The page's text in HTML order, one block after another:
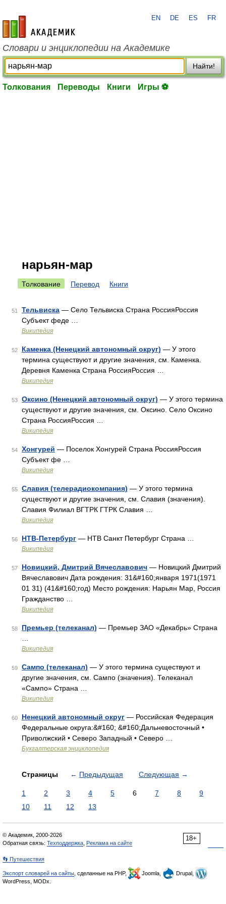
academic.ru
EN DE ES FR
Словари и энциклопедии на Академике
Найти!
Толкования Переводы Книги Игры ⚽
нарьян-мар
Толкование Перевод Книги
51 Тельвиска — Село Тельвиска Страна РоссияРоссия
Субъект феде …
Википедия
52 Каменка (Ненецкий автономный округ) — У этого
термина существуют и другие значения, см. Каменка.
Деревня Каменка Страна РоссияРоссия …
Википедия
53 Оксино (Ненецкий автономный округ) — У этого термина
существуют и другие значения, см. Оксино. Село Оксино
Страна РоссияРоссия …
Википедия
54 Хонгурей — Поселок Хонгурей Страна РоссияРоссия
Субъект фе …
Википедия
55 Славия (телерадиокомпания) — У этого термина
существуют и другие значения, см. Славия (значения).
Славия Филиал ВГТРК ГТРК Славия …
Википедия
56 НТВ-Петербург — НТВ Санкт Петербург Страна …
Википедия
57 Новицкий, Дмитрий Вячеславович — Новицкий Дмитрий
Вячеславович Дата рождения: 31&#160;января 1971(1971
01 31) (41&#160;год) Место рождения: Нарьян Мар, Россия
Гражданство …
Википедия
58 Премьер (телеканал) — Премьер ЗАО «Декабрь» Страна
Википедия
59 Сампо (телеканал) — У этого термина существуют и
другие значения, см. Сампо (значения). Телеканал
«Сампо» Страна …
Википедия
60 Ненецкий автономный округ — Российская Федерация
Федеральные округа:&#160; &#160;Дальневосточный •
Приволжский • Северо Западный • Северо …
Бухгалтерская энциклопедия
Страницы ← Предыдущая Следующая →
1 2 3 4 5 6 7 8
9
10
11 12 13
18+
© Академик, 2000-2026
Обратная связь: Техподдержка Реклама на сайте
👣 Путешествия
Экспорт словарей на сайты , сделанные на PHP, Joomla,
Drupal,
WordPress, MODx.